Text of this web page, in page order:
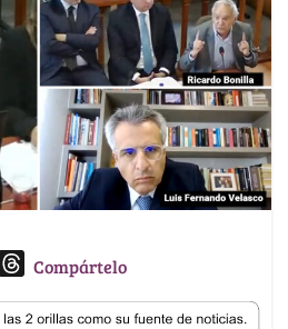
T
r
Compártelo